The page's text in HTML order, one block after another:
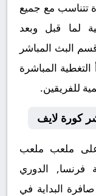
تتناسب مع جميع
لما قبل وبعد
البث المباشر
المباشرة
للفريقين.
كورة لايف
على ملعب ملعب
الدوري
17، وتنطلق صافرة البداية في